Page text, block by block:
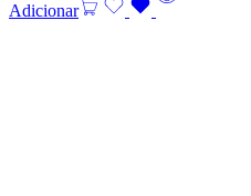
Adicionar